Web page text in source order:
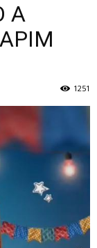
A
1251